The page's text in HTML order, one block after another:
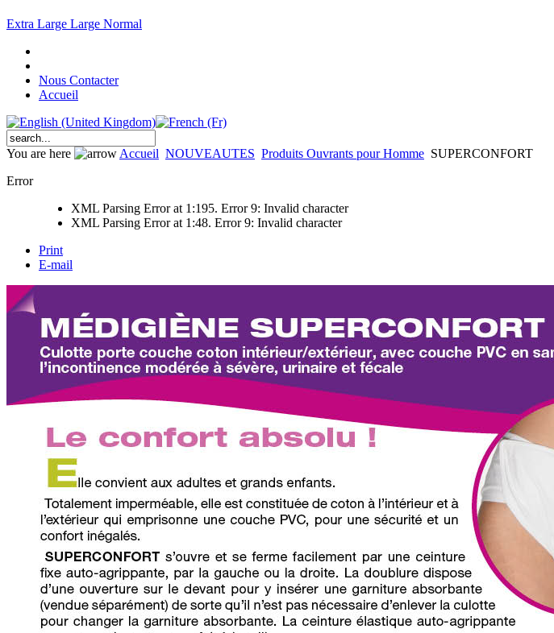
Extra Large Large Normal
Nous Contacter
Accueil
You are here Accueil NOUVEAUTES Produits Ouvrants pour Homme SUPERCONFORT
Error
XML Parsing Error at 1:195. Error 9: Invalid character
XML Parsing Error at 1:48. Error 9: Invalid character
Print
E-mail